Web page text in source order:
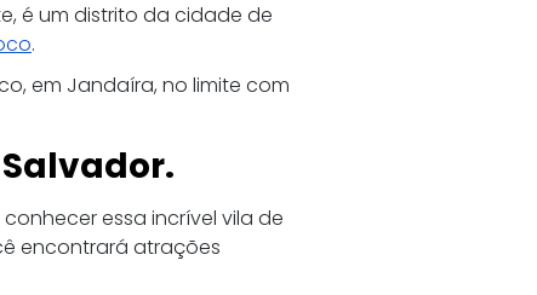
é um distrito da cidade de
.
em Jandaíra, no limite com
essa incrível vila de
encontrará atrações